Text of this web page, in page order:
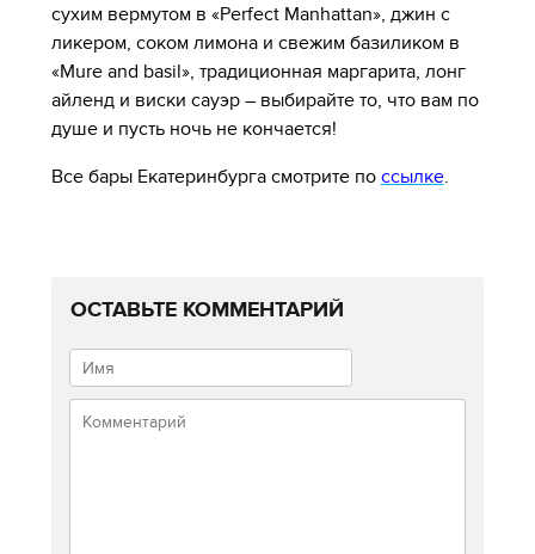
сухим вермутом в «Perfect Manhattan», джин с
ликером, соком лимона и свежим базиликом в
«Mure and basil», традиционная маргарита, лонг
айленд и виски сауэр – выбирайте то, что вам по
душе и пусть ночь не кончается!
Все бары Екатеринбурга смотрите по ссылке.
ОСТАВЬТЕ КОММЕНТАРИЙ